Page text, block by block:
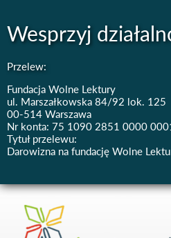
Wesprzyj
Przelew:
Fundacja Wolne Lektury
ul. Marszałkowska 84/92 lok. 125
00-514 Warszawa
Nr konta: 75 1090 2851 0000
Tytuł przelewu:
Darowizna na fundację Wolne